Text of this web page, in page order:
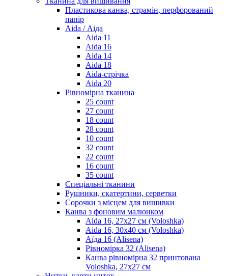
Пластикова канва, страмін, перфорований
папір
Aida / Аіда
Aida 11
Aida 16
Aida 14
Aida 18
Aida-стрічка
Aida 20
Рівномірна тканина
25 count
27 count
18 count
28 count
10 count
32 count
22 count
16 count
35 count
Спеціальні тканини
Рушники, скатертини, серветки
Сорочки з місцем для вишивки
Канва з фоновим малюнком
Aida 16, 27х27 см (Voloshka)
Aida 16, 30х40 см (Voloshka)
Аїда 16 (Alisena)
Рівномірка 32 (Alisena)
Канва рівномірна 32 принтована
Voloshka, 27х27 см